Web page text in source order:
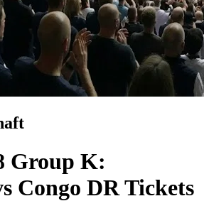
Group K:
Congo DRTickets